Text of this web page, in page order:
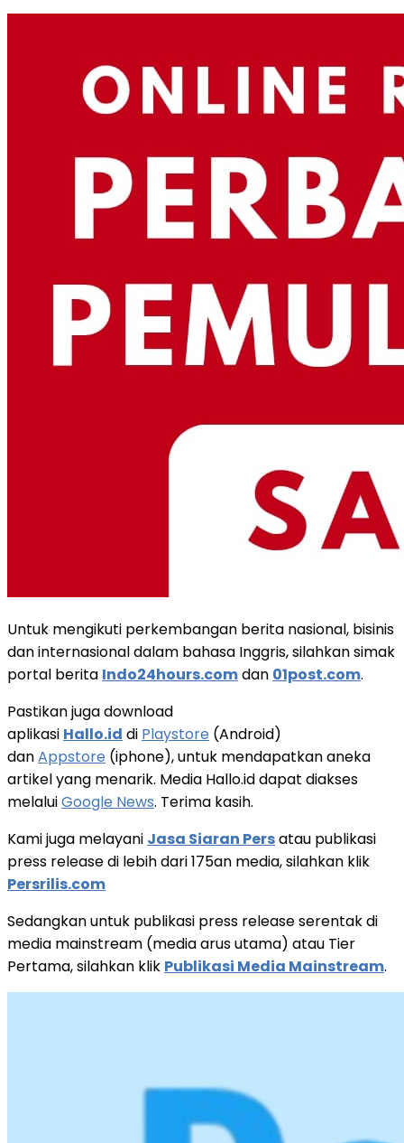
Untuk mengikuti perkembangan berita nasional, bisinis
dan internasional dalam bahasa Inggris, silahkan simak
portal berita Indo24hours.comdan 01post.com.
Pastikan juga download
aplikasi Hallo.id di Playstore (Android)
danAppstore (iphone), untuk mendapatkan aneka
artikel yang menarik. Media Hallo.id dapat diakses
melaluiGoogle News. Terima kasih.
Kami juga melayani Jasa Siaran Persatau publikasi
press release di lebih dari 175an media, silahkan klik
Persrilis.com
Sedangkan untuk publikasi press release serentak di
media mainstream (media arus utama) atau Tier
Pertama, silahkan klik Publikasi Media Mainstream.